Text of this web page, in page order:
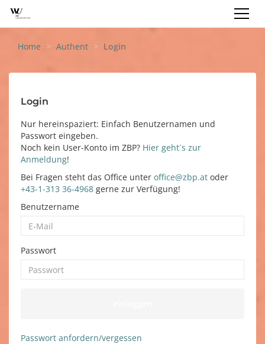
DE
Home Authent Login
Login
Nur hereinspaziert: Einfach Benutzernamen und
Passwort eingeben.
Noch kein User-Konto im ZBP? Hier geht´s zur
Anmeldung!
Bei Fragen steht das Office unter office@zbp.at oder
+43-1-313 36-4968 gerne zur Verfügung!​
Benutzername
Passwort
Passwort anfordern/vergessen